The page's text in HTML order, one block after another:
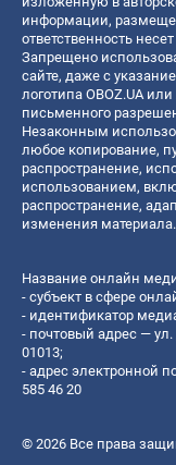
информации,
ответственность
Запрещено
сайте, даже с
логотипа OBOZ.UA
письменного
Незаконным
любое копирование,
распространение,
использованием,
распространение,
изменения материала.
Название онлайн
- субъект в сфере
- идентификатор
- почтовый адрес —
01013;
- адрес электронной
585 46 20
© 2026 Все права